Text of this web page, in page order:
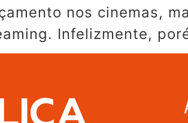
nos cinemas,
Infelizmente,